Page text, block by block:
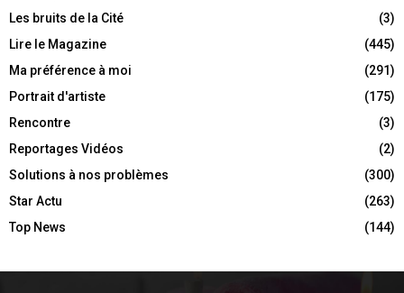
Les bruits de la Cité
(3)
Lire le Magazine
(445)
Ma préférence à moi
(291)
Portrait d'artiste
(175)
Rencontre
(3)
Reportages Vidéos
(2)
Solutions à nos problèmes
(300)
Star Actu
(263)
Top News
(144)